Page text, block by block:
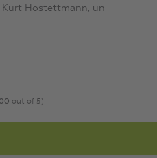
Kurt Hostettmann, un
out of 5)